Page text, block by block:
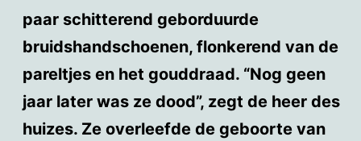
paar schitterend geborduurde
bruidshandschoenen, flonkerend van de
pareltjes en het gouddraad. “Nog geen
jaar later was ze dood”, zegt de heer des
huizes. Ze overleefde de geboorte van